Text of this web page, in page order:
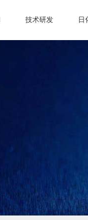
技术研发 日